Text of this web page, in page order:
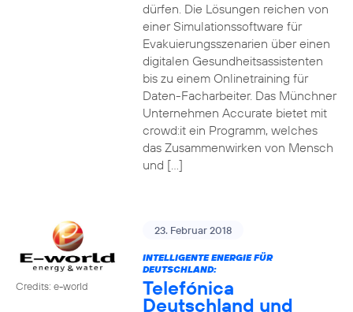
dürfen. Die Lösungen reichen von
einer Simulationssoftware für
Evakuierungsszenarien über einen
digitalen Gesundheitsassistenten
bis zu einem Onlinetraining für
Daten-Facharbeiter. Das Münchner
Unternehmen Accurate bietet mit
crowd:it ein Programm, welches
das Zusammenwirken von Mensch
und […]
Credits: e-world
23. Februar 2018
INTELLIGENTE ENERGIE FÜR
DEUTSCHLAND:
Telefónica
Deutschland und